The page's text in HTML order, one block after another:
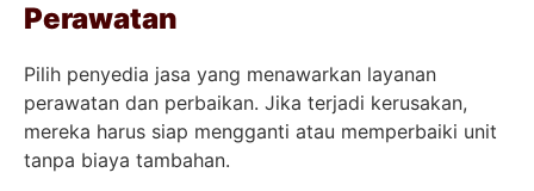
Perawatan
Pilih penyedia jasa yang menawarkan layanan
perawatan dan perbaikan. Jika terjadi kerusakan,
mereka harus siap mengganti atau memperbaiki unit
tanpa biaya tambahan.